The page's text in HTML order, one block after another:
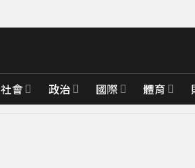
社會 政治 國際 體育